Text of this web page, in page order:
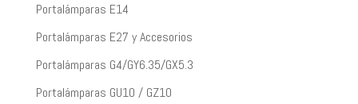
Portalámparas E14
Portalámparas E27 y Accesorios
Portalámparas G4/GY6.35/GX5.3
Portalámparas GU10 / GZ10